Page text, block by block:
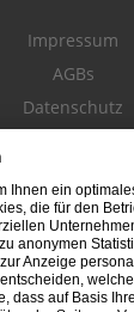
Impressum
AGBs
Datenschutz
für die